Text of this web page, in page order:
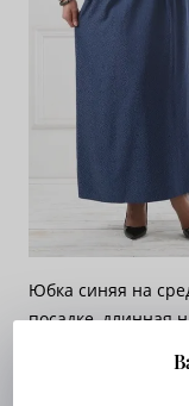
Юбка синяя на
посадке, длинная